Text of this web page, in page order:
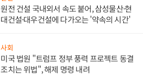
원전 건설 국내외서 속도 붙어, 삼성물산·현
대건설·대우건설에 다가오는 '약속의 시간'
사회
미국 법원 "트럼프 정부 풍력 프로젝트 동결
조치는 위법", 해제 명령 내려